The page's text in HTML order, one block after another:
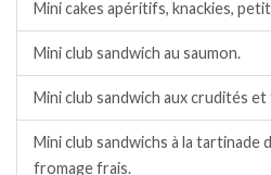
Mini cakes apéritifs, knackies,
Mini club sandwich au saumon.
Mini club sandwich aux crudités
Mini club sandwichs à la tartinade
fromage frais.